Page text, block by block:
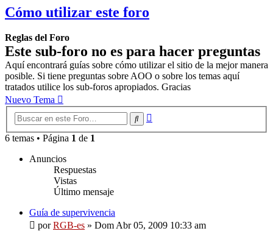
Cómo utilizar este foro
Reglas del Foro
Este sub-foro no es para hacer preguntas
Aquí encontrará guías sobre cómo utilizar el sitio de la mejor manera
posible. Si tiene preguntas sobre AOO o sobre los temas aquí
tratados utilice los sub-foros apropiados. Gracias
Nuevo Tema
Buscar
6 temas • Página 1 de 1
Anuncios
Respuestas
Vistas
Último mensaje
Guía de supervivencia
porRGB-es » Dom Abr 05, 2009 10:33 am